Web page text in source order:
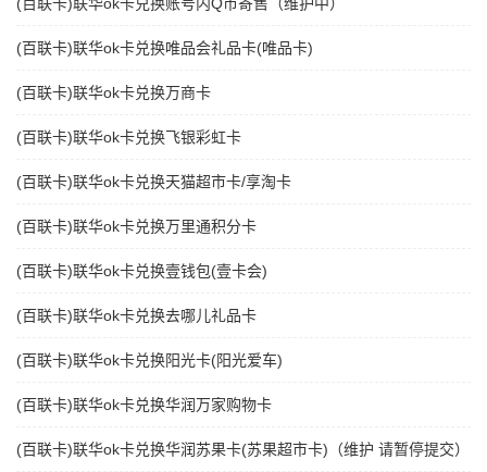
(百联卡)联华ok卡兑换唯品会礼品卡(唯品卡)
(百联卡)联华ok卡兑换万商卡
(百联卡)联华ok卡兑换飞银彩虹卡
(百联卡)联华ok卡兑换天猫超市卡/享淘卡
(百联卡)联华ok卡兑换万里通积分卡
(百联卡)联华ok卡兑换壹钱包(壹卡会)
(百联卡)联华ok卡兑换去哪儿礼品卡
(百联卡)联华ok卡兑换阳光卡(阳光爱车)
(百联卡)联华ok卡兑换华润万家购物卡
(百联卡)联华ok卡兑换华润苏果卡(苏果超市卡)（维护 请暂停提交）